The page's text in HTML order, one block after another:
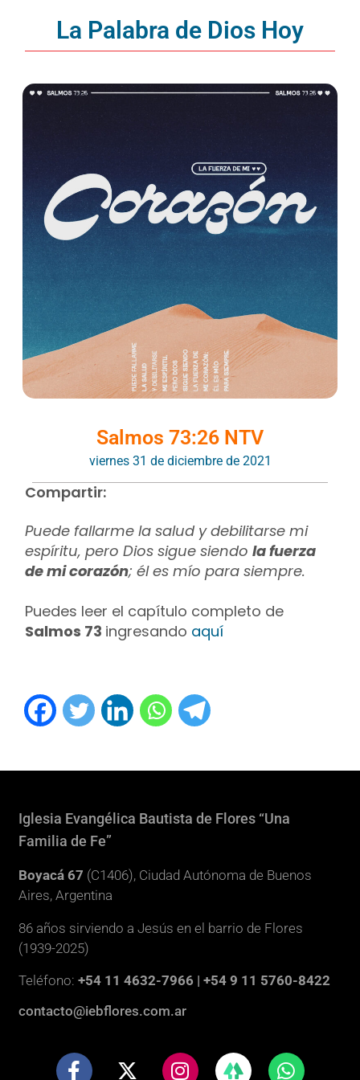
La Palabra de Dios Hoy
Salmos 73:26 NTV
viernes 31 de diciembre de 2021
Compartir:
Puede fallarme la salud y debilitarse mi
espíritu, pero Dios sigue siendola fuerza
de mi corazón; él es mío para siempre.
Puedes leer el capítulo completo de
Salmos 73 ingresando aquí
Iglesia Evangélica Bautista de Flores “Una
Familia de Fe”
Boyacá 67 (C1406), Ciudad Autónoma de Buenos
Aires, Argentina
86 años sirviendo a Jesús en el barrio de Flores
(1939-2025)
Teléfono:+54 11 4632-7966 | +54 9 11 5760-8422
contacto@iebflores.com.ar
F
X
I
W